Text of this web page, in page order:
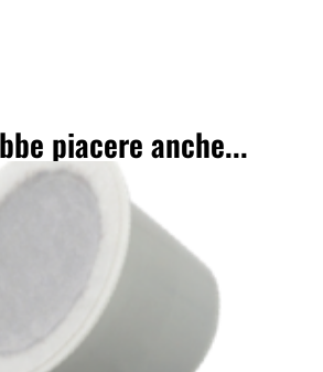
piacere anche...